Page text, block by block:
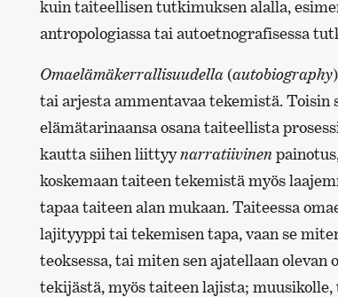
kuin taiteellisen tutkimuksen alalla,
antropologiassa tai autoetnografisessa
Omaelämäkerrallisuudella (autobiography
tai arjesta ammentavaa tekemistä. Toisin
elämätarinaansa osana taiteellista
kautta siihen liittyynarratiivinen
koskemaan taiteen tekemistä myös
tapaa taiteen alan mukaan. Taiteessa
lajityyppi tai tekemisen tapa, vaan se
teoksessa, tai miten sen ajatellaan
tekijästä, myös taiteen lajista;